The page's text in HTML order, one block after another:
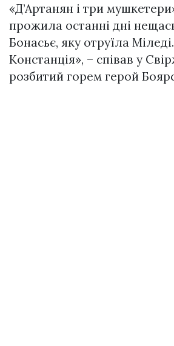
«Д’Артанян і три
прожила останні дні
Бонасьє, яку oтpyїла
Констанція», – співав у
розбитий горем герой